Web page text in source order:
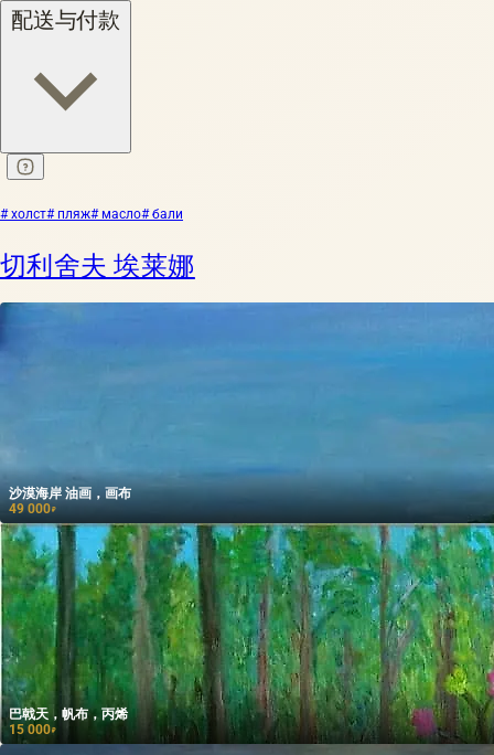
配送与付款
# холст# пляж# масло# бали
切利舍夫 埃莱娜
沙漠海岸 油画，画布
49 000₽
巴戟天，帆布，丙烯
15 000₽